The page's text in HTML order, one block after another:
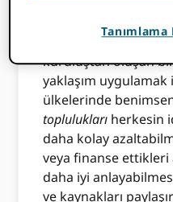
ORCID şu anda 24
veya daha fazla kar
kuruluştan oluşan
yaklaşım uygulamak
ülkelerinde
toplulukları herkesin
daha kolay
veya finanse ettikleri
daha iyi
ve kaynakları